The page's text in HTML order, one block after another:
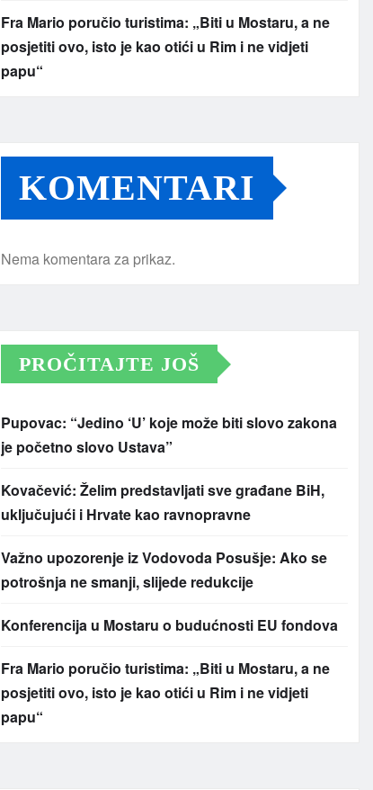
Fra Mario poručio turistima: „Biti u Mostaru, a ne
posjetiti ovo, isto je kao otići u Rim i ne vidjeti
papu“
KOMENTARI
Nema komentara za prikaz.
PROČITAJTE JOŠ
Pupovac: “Jedino ‘U’ koje može biti slovo zakona
je početno slovo Ustava”
Kovačević: Želim predstavljati sve građane BiH,
uključujući i Hrvate kao ravnopravne
Važno upozorenje iz Vodovoda Posušje: Ako se
potrošnja ne smanji, slijede redukcije
Konferencija u Mostaru o budućnosti EU fondova
Fra Mario poručio turistima: „Biti u Mostaru, a ne
posjetiti ovo, isto je kao otići u Rim i ne vidjeti
papu“